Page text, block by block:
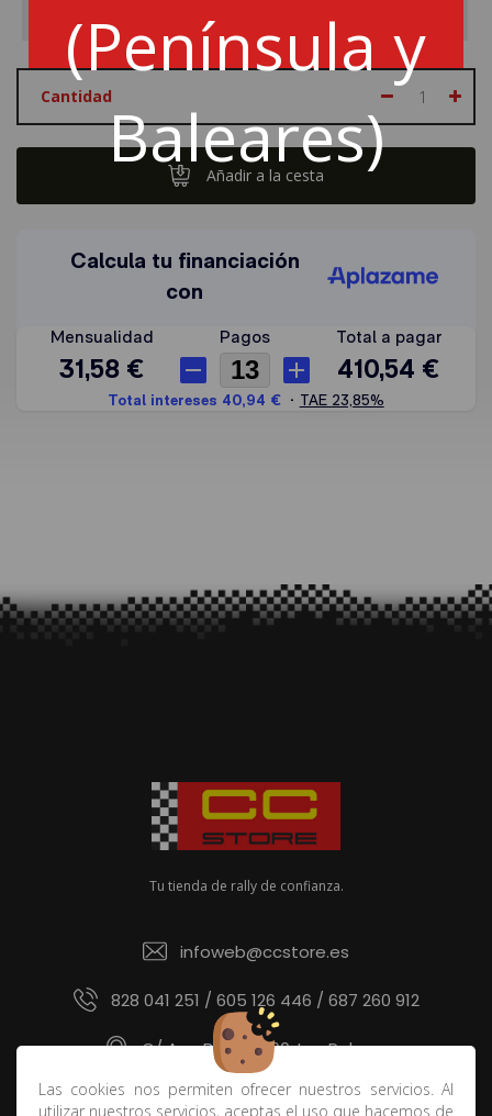
Las cookies nos permiten ofrecer nuestros servicios. Al
utilizar nuestros servicios, aceptas el uso que hacemos de
(Península y
Baleares)
64
Cantidad
Añadir a la cesta
Tu tienda de rally de confianza.
infoweb@ccstore.es
828 041 251 / 605 126 446 / 687 260 912
C/ Ana Benítez 60, Las Palmas